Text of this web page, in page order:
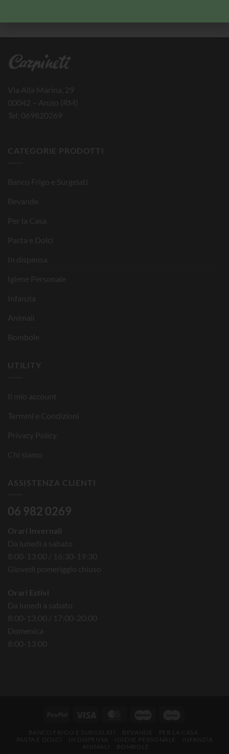
Via Alla Marina, 29
00042 – Anzio (RM)
Tel: 069820269
CATEGORIE PRODOTTI
Banco Frigo e Surgelati
Bevande
Per la Casa
Pasta e Dolci
In dispensa
Igiene Personale
Infanzia
Animali
Bombole
UTILITY
Il mio account
Termini e Condizioni
Privacy Policy
Chi siamo
ASSISTENZA CLIENTI
06 982 0269
Orari Invernali
Da lunedì a sabato
8:00-13:00 / 16:30-19:30
Giovedì pomeriggio chiuso
Orari Estivi
Da lunedì a sabato
8:00-13:00 / 17:00-20:00
Domenica
8:00-13:00